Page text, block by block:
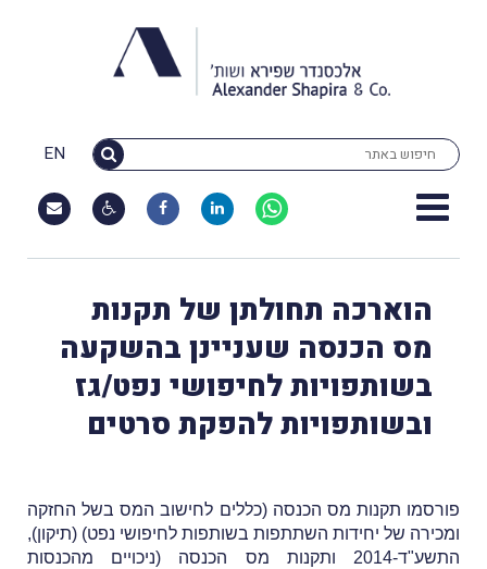
EN
הוארכה תחולתן של תקנות
מס הכנסה שעניינן בהשקעה
בשותפויות לחיפושי נפט/גז
ובשותפויות להפקת סרטים
פורסמו תקנות מס הכנסה (כללים לחישוב המס בשל החזקה
ומכירה של יחידות השתתפות בשותפות לחיפושי נפט) (תיקון),
התשע"ד-2014 ותקנות מס הכנסה (ניכויים מהכנסות